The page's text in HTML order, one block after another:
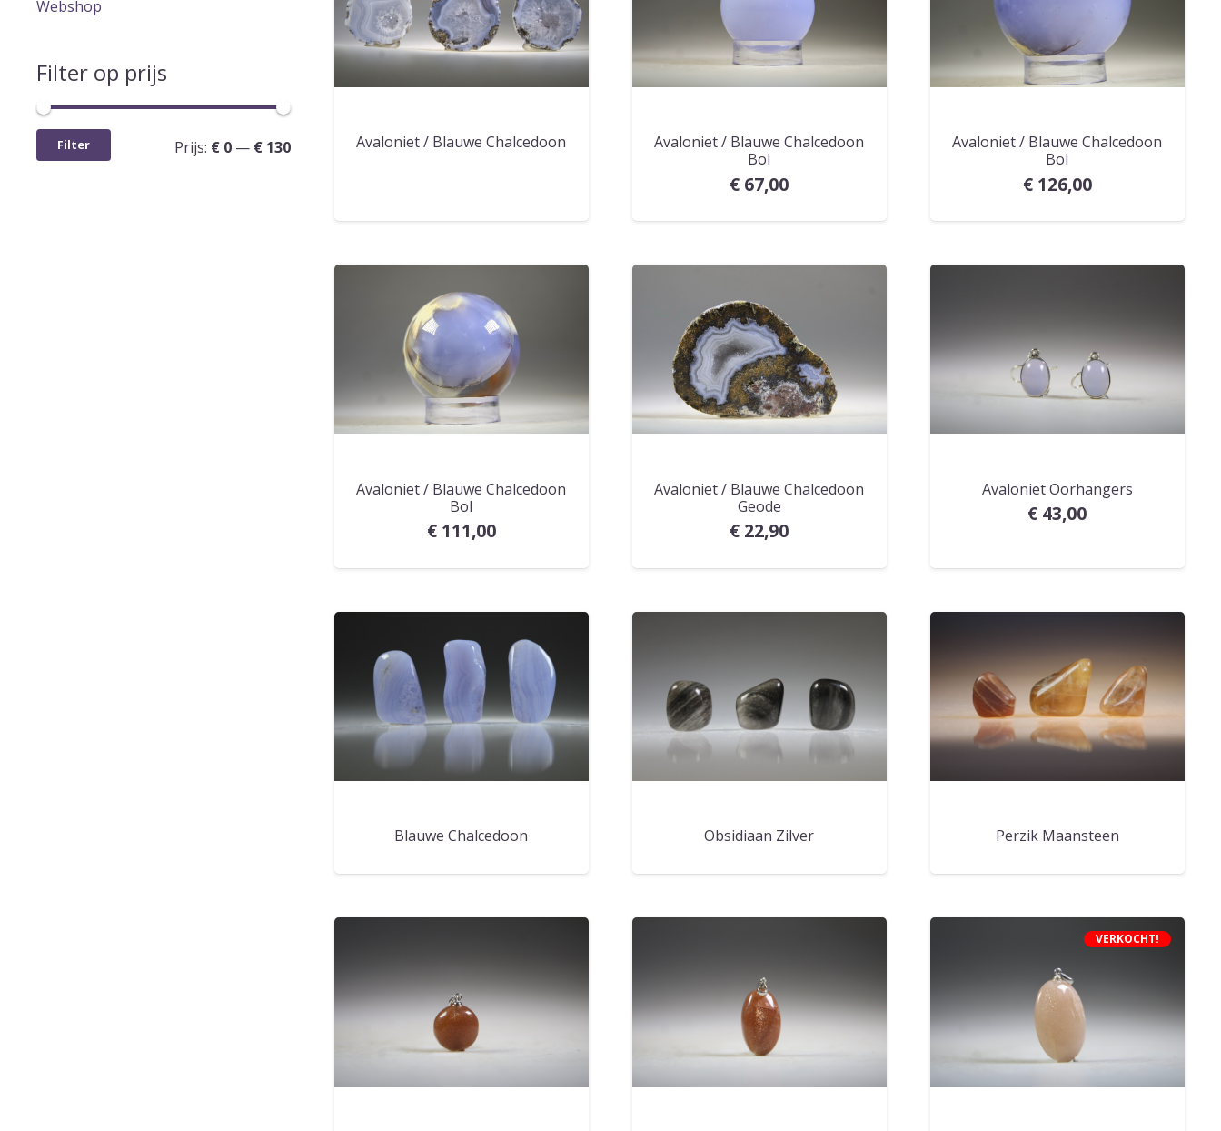
Webshop
Filter op prijs
Min.
Max.
Filter Prijs: € 0 — € 130 Avaloniet / Blauwe Chalcedoon
Avaloniet / Blauwe Chalcedoon
Bol
€ 67,00
Avaloniet / Blauwe Chalcedoon
Bol
€126,00
Avaloniet / Blauwe Chalcedoon
Bol
€111,00
Avaloniet / Blauwe Chalcedoon
Geode
€ 22,90
Avaloniet Oorhangers
€ 43,00
Blauwe Chalcedoon Obsidiaan Zilver Perzik Maansteen
VERKOCHT!